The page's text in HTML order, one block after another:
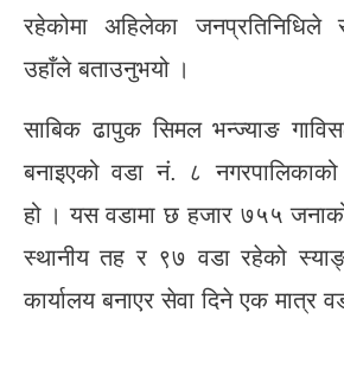
रहेकोमा अहिलेका
उहाँले बताउनुभयो ।
साबिक ढापुक सिमल भन्ज्याङ
बनाइएको वडा नं. ८
हो । यस वडामा छ हजार ७५५
स्थानीय तह र ९७ वडा रहेको
कार्यालय बनाएर सेवा दिने एक मात्र